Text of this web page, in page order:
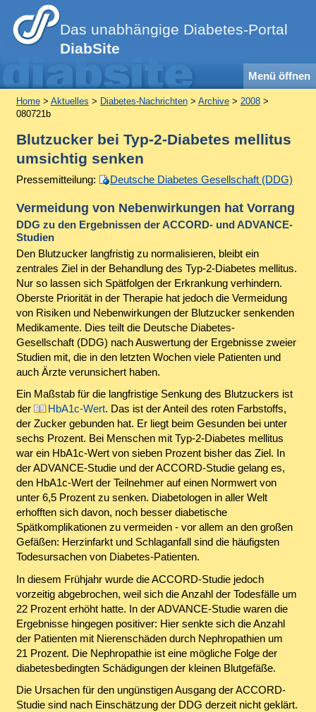
Das unabhängige Diabetes-Portal
DiabSite
Menü öffnen
Home> Aktuelles > Diabetes-Nachrichten> Archive> 2008>
080721b
Blutzucker bei Typ-2-Diabetes mellitus
umsichtig senken
Pressemitteilung: Deutsche Diabetes Gesellschaft (DDG)
Vermeidung von Nebenwirkungen hat Vorrang
DDG zu den Ergebnissen der ACCORD- und ADVANCE-
Studien
Den Blutzucker langfristig zu normalisieren, bleibt ein
zentrales Ziel in der Behandlung des Typ-2-Diabetes mellitus.
Nur so lassen sich Spätfolgen der Erkrankung verhindern.
Oberste Priorität in der Therapie hat jedoch die Vermeidung
von Risiken und Nebenwirkungen der Blutzucker senkenden
Medikamente. Dies teilt die Deutsche Diabetes-
Gesellschaft (DDG) nach Auswertung der Ergebnisse zweier
Studien mit, die in den letzten Wochen viele Patienten und
auch Ärzte verunsichert haben.
Ein Maßstab für die langfristige Senkung des Blutzuckers ist
der
HbA1c-Wert. Das ist der Anteil des roten Farbstoffs,
der Zucker gebunden hat. Er liegt beim Gesunden bei unter
sechs Prozent. Bei Menschen mit Typ-2-Diabetes mellitus
war ein HbA1c-Wert von sieben Prozent bisher das Ziel. In
der ADVANCE-Studie und der ACCORD-Studie gelang es,
den HbA1c-Wert der Teilnehmer auf einen Normwert von
unter 6,5 Prozent zu senken. Diabetologen in aller Welt
erhofften sich davon, noch besser diabetische
Spätkomplikationen zu vermeiden - vor allem an den großen
Gefäßen: Herzinfarkt und Schlaganfall sind die häufigsten
Todesursachen von Diabetes-Patienten.
In diesem Frühjahr wurde die ACCORD-Studie jedoch
vorzeitig abgebrochen, weil sich die Anzahl der Todesfälle um
22 Prozent erhöht hatte. In der ADVANCE-Studie waren die
Ergebnisse hingegen positiver: Hier senkte sich die Anzahl
der Patienten mit Nierenschäden durch Nephropathien um
21 Prozent. Die Nephropathie ist eine mögliche Folge der
diabetesbedingten Schädigungen der kleinen Blutgefäße.
Die Ursachen für den ungünstigen Ausgang der ACCORD-
Studie sind nach Einschätzung der DDG derzeit nicht geklärt.